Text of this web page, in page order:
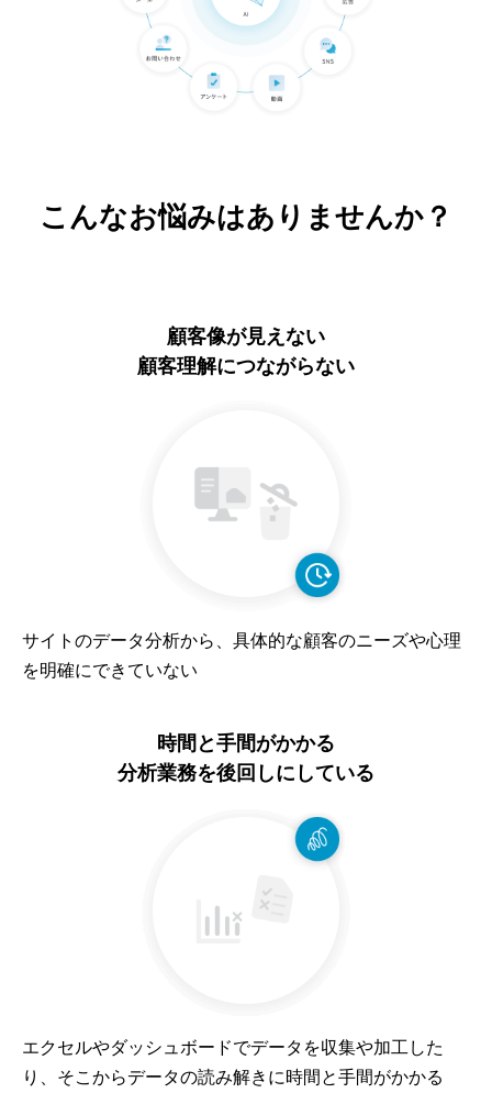
こんなお悩みはありませんか？
時間と手間がかかる
分析業務を後回しにしている
エクセルやダッシュボードでデータを収集や加工した
り、そこからデータの読み解きに時間と手間がかかる
顧客像が見えない
顧客理解につながらない
サイトのデータ分析から、具体的な顧客のニーズや心理
を明確にできていない